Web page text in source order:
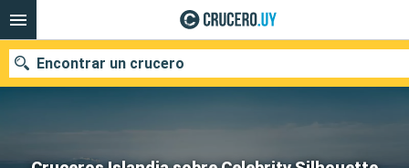
Encontrar un crucero
Nuestros destinos